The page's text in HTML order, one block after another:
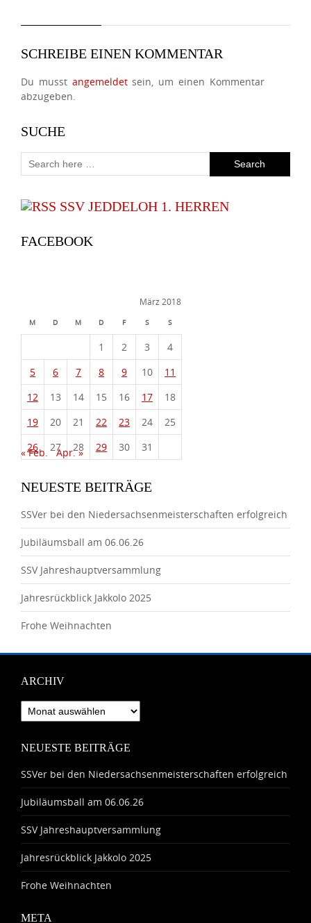
SCHREIBE EINEN KOMMENTAR
Du musst angemeldetsein, um einen Kommentar
abzugeben.
SUCHE
SSV JEDDELOH 1. HERREN
FACEBOOK
März 2018
M D M D F S S
1 2 3
4
5
6 7 8 9 10
11
12
13 14 15 16 17
18
19
20 21 22 23 24
25
26
27 28 29 30 31
« Feb. Apr. »
NEUESTE BEITRÄGE
SSVer bei den Niedersachsenmeisterschaften erfolgreich
Jubiläumsball am 06.06.26
SSV Jahreshauptversammlung
Jahresrückblick Jakkolo 2025
Frohe Weihnachten
ARCHIV
Archiv
NEUESTE BEITRÄGE
SSVer bei den Niedersachsenmeisterschaften erfolgreich
Jubiläumsball am 06.06.26
SSV Jahreshauptversammlung
Jahresrückblick Jakkolo 2025
Frohe Weihnachten
META